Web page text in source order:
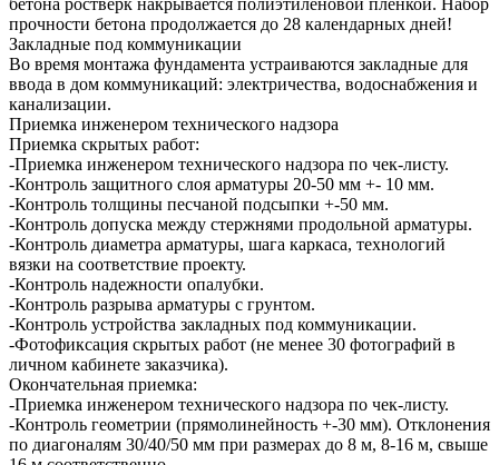
бетона ростверк накрывается полиэтиленовой пленкой. Набор
прочности бетона продолжается до 28 календарных дней!
Закладные под коммуникации
Во время монтажа фундамента устраиваются закладные для
ввода в дом коммуникаций: электричества, водоснабжения и
канализации.
Приемка инженером технического надзора
Приемка скрытых работ:
-Приемка инженером технического надзора по чек-листу.
-Контроль защитного слоя арматуры 20-50 мм +- 10 мм.
-Контроль толщины песчаной подсыпки +-50 мм.
-Контроль допуска между стержнями продольной арматуры.
-Контроль диаметра арматуры, шага каркаса, технологий
вязки на соответствие проекту.
-Контроль надежности опалубки.
-Контроль разрыва арматуры с грунтом.
-Контроль устройства закладных под коммуникации.
-Фотофиксация скрытых работ (не менее 30 фотографий в
личном кабинете заказчика).
Окончательная приемка:
-Приемка инженером технического надзора по чек-листу.
-Контроль геометрии (прямолинейность +-30 мм). Отклонения
по диагоналям 30/40/50 мм при размерах до 8 м, 8-16 м, свыше